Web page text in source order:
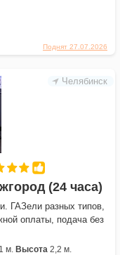
Поднят 27.07.2026
Челябинск
(24 часа)
ГАЗели разных типов,
оплаты, подача без
м. Высота 2,2 м.